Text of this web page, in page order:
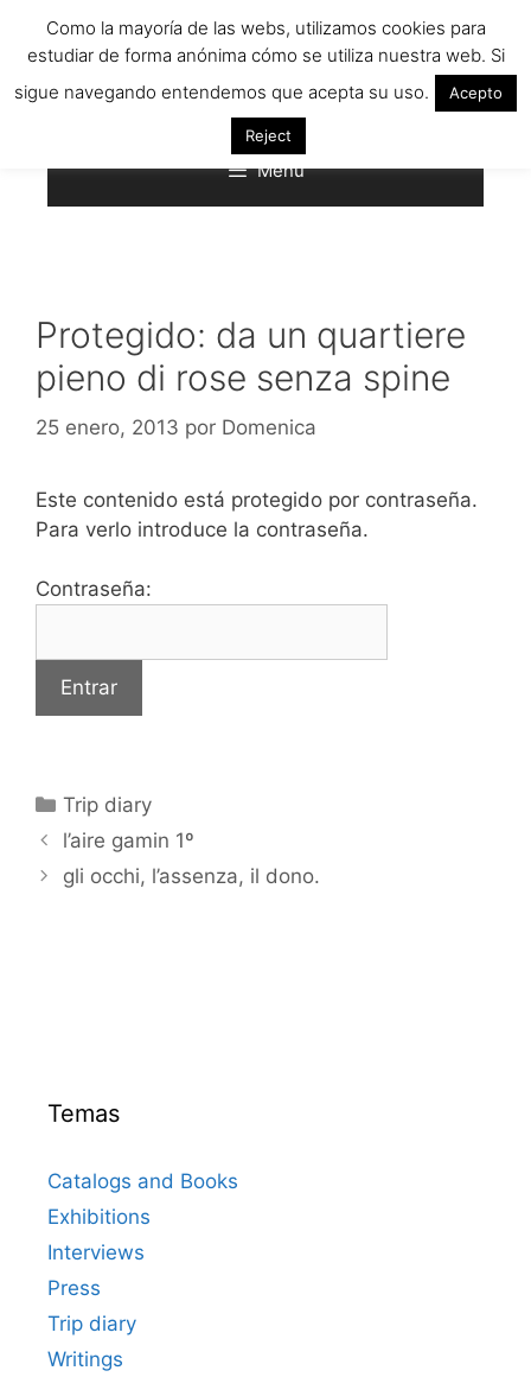
Menú
Protegido: da un quartiere
pieno di rose senza spine
25 enero, 2013 por Domenica
Este contenido está protegido por contraseña.
Para verlo introduce la contraseña.
Contraseña:
Categorías
Trip diary
l’aire gamin 1º
gli occhi, l’assenza, il dono.
Temas
Catalogs and Books
Exhibitions
Interviews
Press
Trip diary
Writings
Como la mayoría de las webs, utilizamos cookies para
estudiar de forma anónima cómo se utiliza nuestra web. Si
sigue navegando entendemos que acepta su uso.
Acepto
Reject